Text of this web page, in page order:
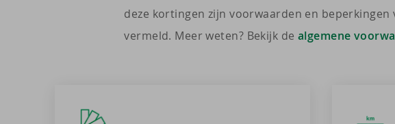
deze kortingen zijn voorwaarden en
vermeld. Meer weten? Bekijk de algemene